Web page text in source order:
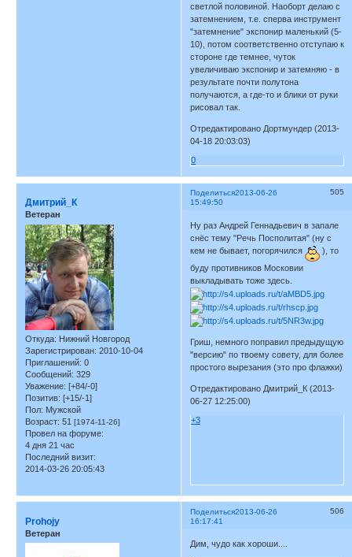
светлой половиной. Наоборт делаю с
затемнением, т.е. сперва инструмент
"затемнение" экспонир маленький (5-
10), потом соответственно отступаю к
стороне где темнее, чуток
увеличиваю экспонир и затемняю - в
результате почти полутона
получаются, а где-то и блики от руки
рисовал так.
Отредактировано Дортмундер (2013-
04-18 20:03:03)
0
Поделиться 505
2013-06-26
15:49:50
Дмитрий_К
Ветеран
Откуда: Нижний Новгород
Зарегистрирован: 2010-10-04
Приглашений: 0
Сообщений: 329
Уважение: [+84/-0]
Позитив: [+15/-1]
Пол: Мужской
Возраст: 51 [1974-11-26]
Провел на форуме:
4 дня 21 час
Последний визит:
2014-03-26 20:05:43
Ну раз Андрей Геннадьевич в запале
снёс тему "Речь Посполитая" (ну с
кем не бывает, погорячился
), то
буду противников Московии
выкладывать тоже здесь.
Гриш, немного поправил предыдущую
"версию" по твоему совету, для более
простого вырезания (это про флажки)
Отредактировано Дмитрий_К (2013-
06-27 12:25:00)
+3
Поделиться 506
2013-06-26
16:17:41
Prohojy
Ветеран
Дим, чудо как хороши....